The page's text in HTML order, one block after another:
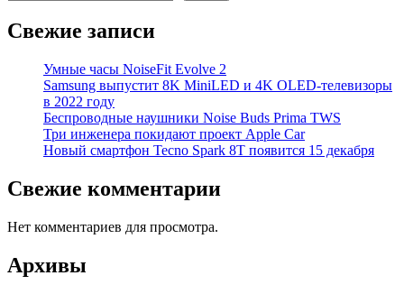
Свежие записи
Умные часы NoiseFit Evolve 2
Samsung выпустит 8K MiniLED и 4K OLED-телевизоры
в 2022 году
Беспроводные наушники Noise Buds Prima TWS
Три инженера покидают проект Apple Car
Новый смартфон Tecno Spark 8T появится 15 декабря
Свежие комментарии
Нет комментариев для просмотра.
Архивы